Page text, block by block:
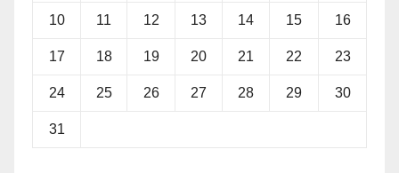
10 11 12 13 14 15 16
17 18 19 20 21 22 23
24 25 26 27 28 29 30
31